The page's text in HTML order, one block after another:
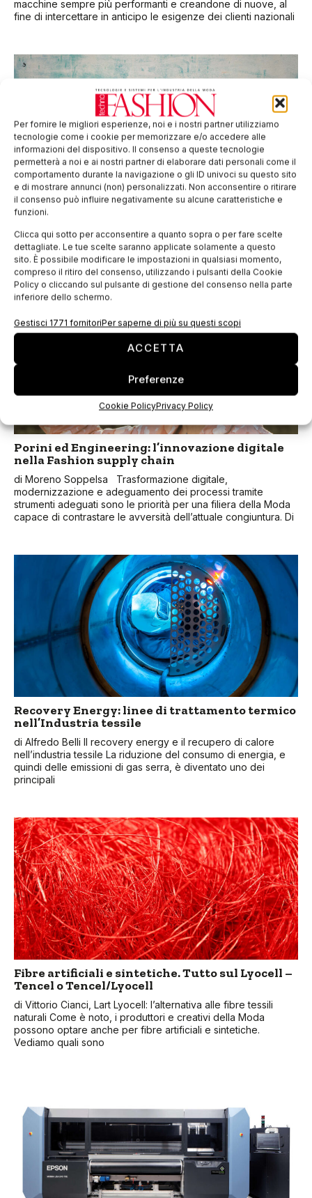
Per fornire le migliori esperienze, noi e i nostri partner utilizziamo
tecnologie come i cookie per memorizzare e/o accedere alle
informazioni del dispositivo. Il consenso a queste tecnologie
permetterà a noi e ai nostri partner di elaborare dati personali come il
comportamento durante la navigazione o gli ID univoci su questo sito
e di mostrare annunci (non) personalizzati. Non acconsentire o ritirare
il consenso può influire negativamente su alcune caratteristiche e
funzioni.
Clicca qui sotto per acconsentire a quanto sopra o per fare scelte
dettagliate. Le tue scelte saranno applicate solamente a questo
sito. È possibile modificare le impostazioni in qualsiasi momento,
compreso il ritiro del consenso, utilizzando i pulsanti della Cookie
Policy o cliccando sul pulsante di gestione del consenso nella parte
inferiore dello schermo.
Gestisci 1771 fornitoriPer saperne di più su questi scopi
ACCETTA
Preferenze
Cookie PolicyPrivacy Policy
macchine sempre più performanti e creandone di nuove, al
fine di intercettare in anticipo le esigenze dei clienti nazionali
Donne alla guida delle imprese della Moda
Il Fashion è un mondo ad alta occupazione femminile: perché,
dunque, è così difficile per le donne rompere il “soffitto di
cristallo” e arrivare a ricoprire ruoli di rilevanza manageriale?
Porini ed Engineering: l’innovazione digitale
nella Fashion supply chain
di Moreno Soppelsa Trasformazione digitale,
modernizzazione e adeguamento dei processi tramite
strumenti adeguati sono le priorità per una filiera della Moda
capace di contrastare le avversità dell’attuale congiuntura. Di
Recovery Energy: linee di trattamento termico
nell’Industria tessile
di Alfredo Belli Il recovery energy e il recupero di calore
nell’industria tessile La riduzione del consumo di energia, e
quindi delle emissioni di gas serra, è diventato uno dei
principali
Fibre artificiali e sintetiche. Tutto sul Lyocell –
Tencel o Tencel/Lyocell
di Vittorio Cianci, Lart Lyocell: l’alternativa alle fibre tessili
naturali Come è noto, i produttori e creativi della Moda
possono optare anche per fibre artificiali e sintetiche.
Vediamo quali sono